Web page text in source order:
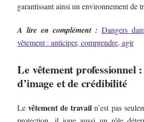
garantissant ainsi un environnement de
A lire en complément : Dangers
vêtement : anticiper, comprendre, agir
Le vêtement professionnel
d’image et de crédibilité
Levêtement de travail n’est pas